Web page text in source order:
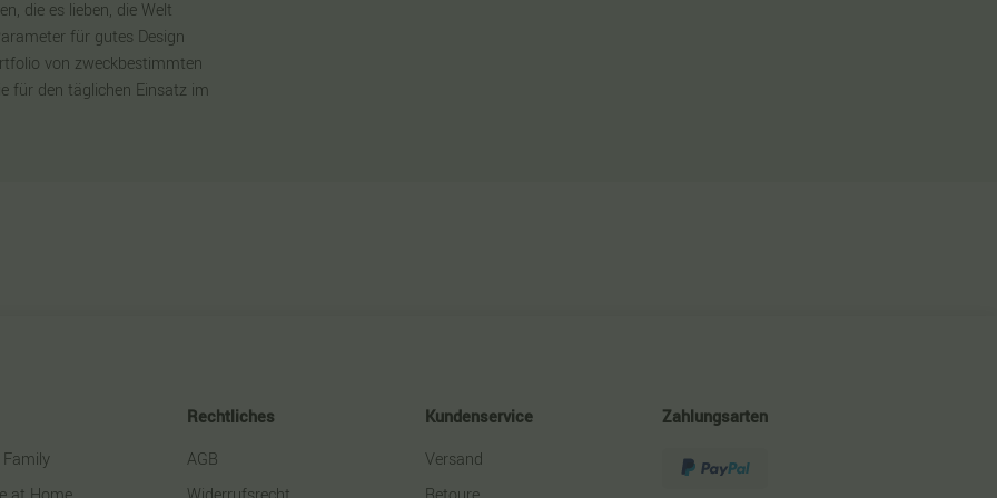
die es lieben, die Welt
für gutes Design
von zweckbestimmten
für den täglichen Einsatz im
Rechtliches
AGB
Kundenservice
Versand
Zahlungsarten